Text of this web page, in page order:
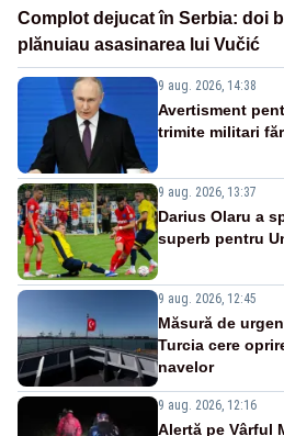
Complot dejucat în Serbia: doi
plănuiau asasinarea lui Vučić
9 aug. 2026, 14:38
Avertisment
trimite militari
9 aug. 2026, 13:37
Darius Olaru a
superb pentru
9 aug. 2026, 12:45
Măsură de
Turcia cere
navelor
9 aug. 2026, 12:16
Alertă pe Vârful